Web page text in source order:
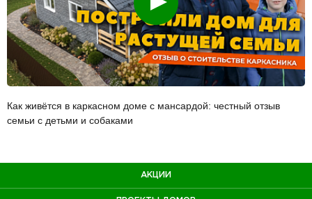
Как живётся в каркасном доме с мансардой: честный отзыв
семьи с детьми и собаками
АКЦИИ